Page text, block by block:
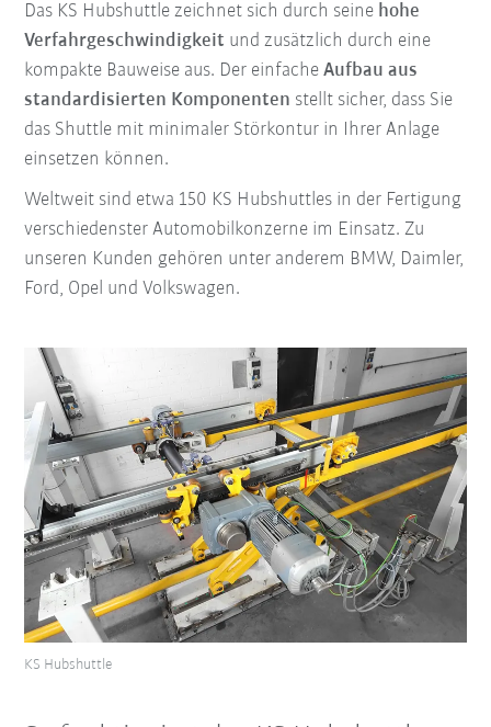
Das KS Hubshuttle zeichnet sich durch seine hohe
Verfahrgeschwindigkeit und zusätzlich durch eine
kompakte Bauweise aus. Der einfacheAufbau aus
standardisierten Komponenten stellt sicher, dass Sie
das Shuttle mit minimaler Störkontur in Ihrer Anlage
einsetzen können.
Weltweit sind etwa 150 KS Hubshuttles in der Fertigung
verschiedenster Automobilkonzerne im Einsatz. Zu
unseren Kunden gehören unter anderem BMW, Daimler,
Ford, Opel und Volkswagen.
KS Hubshuttle